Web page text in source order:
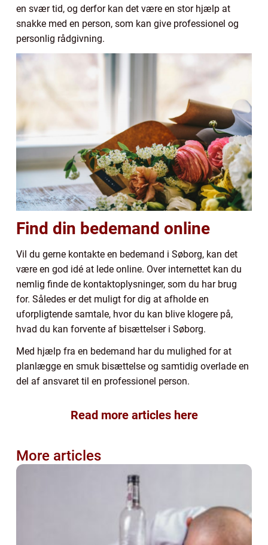
en svær tid, og derfor kan det være en stor hjælp at
snakke med en person, som kan give professionel og
personlig rådgivning.
Find din bedemand online
Vil du gerne kontakte en bedemand i Søborg, kan det
være en god idé at lede online. Over internettet kan du
nemlig finde de kontaktoplysninger, som du har brug
for. Således er det muligt for dig at afholde en
uforpligtende samtale, hvor du kan blive klogere på,
hvad du kan forvente af bisættelser i Søborg.
Med hjælp fra en bedemand har du mulighed for at
planlægge en smuk bisættelse og samtidig overlade en
del af ansvaret til en professionel person.
Read more articles here
More articles